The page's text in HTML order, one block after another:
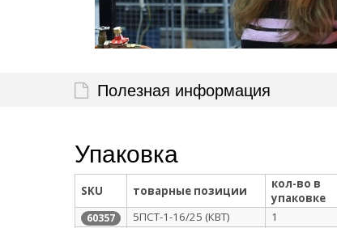
Полезная информация
Упаковка
SKU товарные позиции
кол-во в
упаковке
60357 5ПСТ-1-16/25 (КВТ) 1